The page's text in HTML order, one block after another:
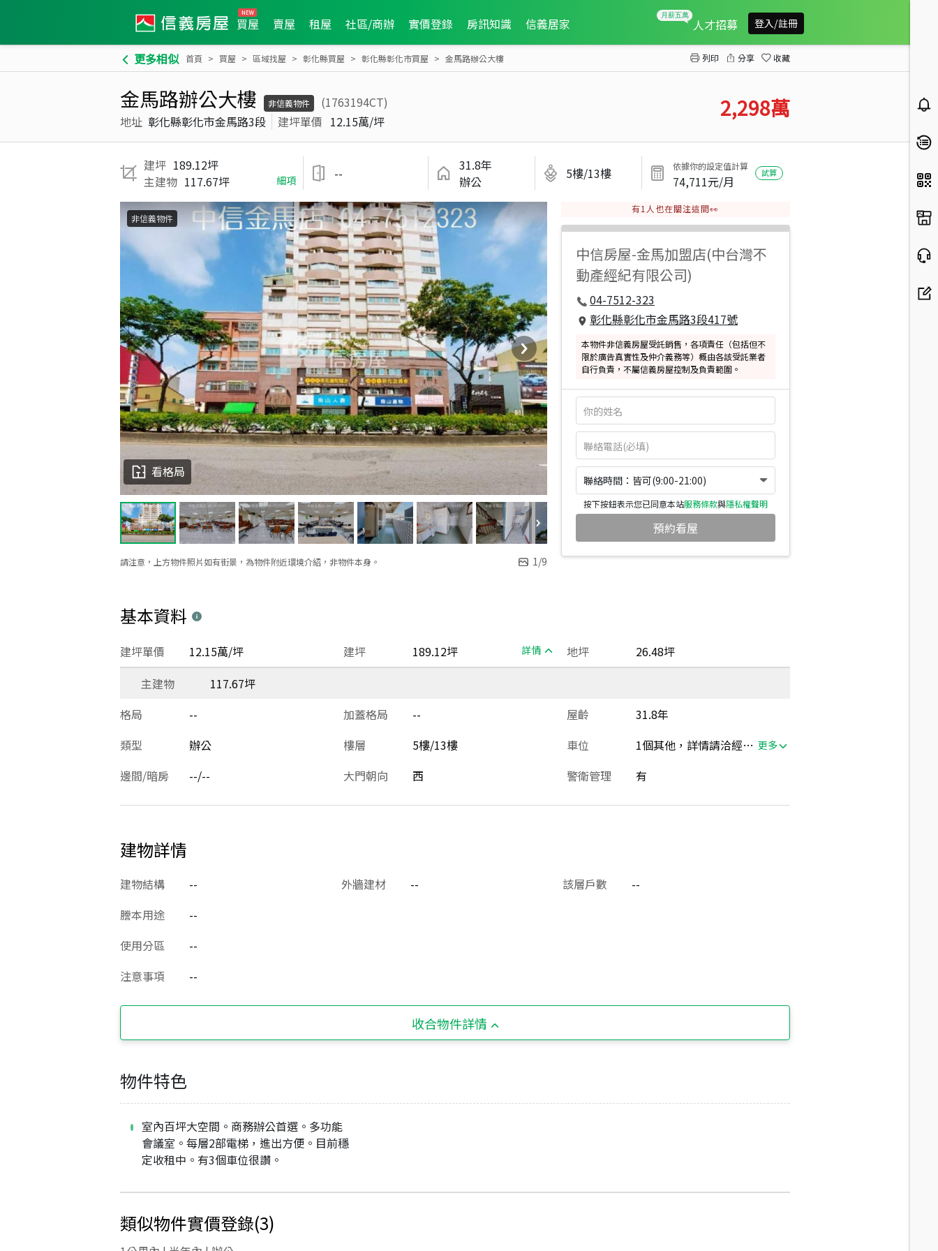
買屋 賣屋 租屋 社區/商辦 實價登錄 房訊知識 信義居家 人才招募 登入/註冊
更多相似 首頁 買屋 區域找屋 彰化縣買屋 彰化縣彰化市買屋 金馬路辦公大樓 列印 分享 收藏
金馬路辦公大樓 非信義物件
(1763194CT)
地址 彰化縣彰化市金馬路3段 建坪單價 12.15萬/坪 2,298萬
建坪 189.12坪
主建物 117.67坪 細項 --
31.8年
辦公
5樓/13樓 依據你的設定值計算
74,711元/月
試算
請注意，上方物件照片如有街景，為物件附近環境介紹，非物件本身。 1/9
看格局
非信義物件
有1 人也在關注這間👀
中信房屋-金馬加盟店(中台灣不
動產經紀有限公司)
04-7512-323
彰化縣彰化市金馬路3段417號
本物件非信義房屋受託銷售，各項責任（包括但不
限於廣告真實性及仲介義務等）概由各該受託業者
自行負責，不屬信義房屋控制及負責範圍。
聯絡時間：皆可(9:00-21:00)
按下按鈕表示您已同意本站服務條款與隱私權聲明
預約看屋
基本資料
建坪 189.12坪 詳情
建坪單價 12.15萬/坪 地坪
26.48坪
主建物
117.67坪
格局
-- 加蓋格局 -- 屋齡
31.8年
類型
辦公 樓層 5樓/13樓 車位 1個其他，詳情請洽經紀人員 更多
邊間/暗房 --/-- 大門朝向 西 警衛管理 有
建物詳情
建物結構 -- 外牆建材 -- 該層戶數
--
謄本用途
--
使用分區
--
注意事項
--
收合物件詳情
物件特色
室內百坪大空間。商務辦公首選。多功能
會議室。每層2部電梯，進出方便。目前穩
定收租中。有3個車位很讚。
類似物件實價登錄(3)